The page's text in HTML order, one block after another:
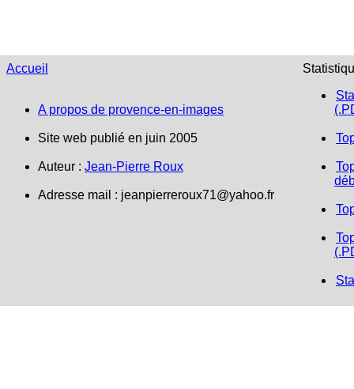
Accueil
A propos de provence-en-images
Site web publié en juin 2005
Auteur : Jean-Pierre Roux
Adresse mail : jeanpierreroux71@yahoo.fr